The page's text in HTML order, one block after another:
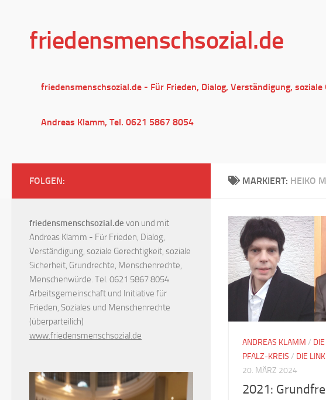
friedensmenschsozial.de
friedensmenschsozial.de - Für Frieden, Dialog, Verständigung,
Andreas Klamm, Tel. 0621 5867 8054
MARKIERT: HEIKO
ANDREAS KLAMM /
PFALZ-KREIS / DIE
20. MÄRZ 2024
2021:
FOLGEN:
friedensmenschsozial.de von und mit
Andreas Klamm - Für Frieden, Dialog,
Verständigung, soziale Gerechtigkeit, soziale
Sicherheit, Grundrechte, Menschenrechte,
Menschenwürde. Tel. 0621 5867 8054
Arbeitsgemeinschaft und Initiative für
Frieden, Soziales und Menschenrechte
(überparteilich)
www.friedensmenschsozial.de